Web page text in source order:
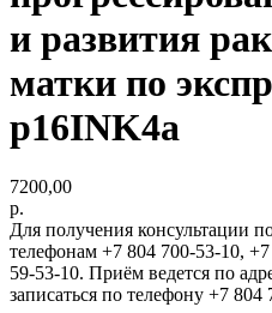
и развития
матки по
p16INK4a
7200,00
р.
Для получения консультации
телефонам +7 804 700-53-10,
59-53-10. Приём ведется по
записаться по телефону +7 804